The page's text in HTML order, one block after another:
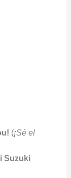
(¡Sé el
Suzuki